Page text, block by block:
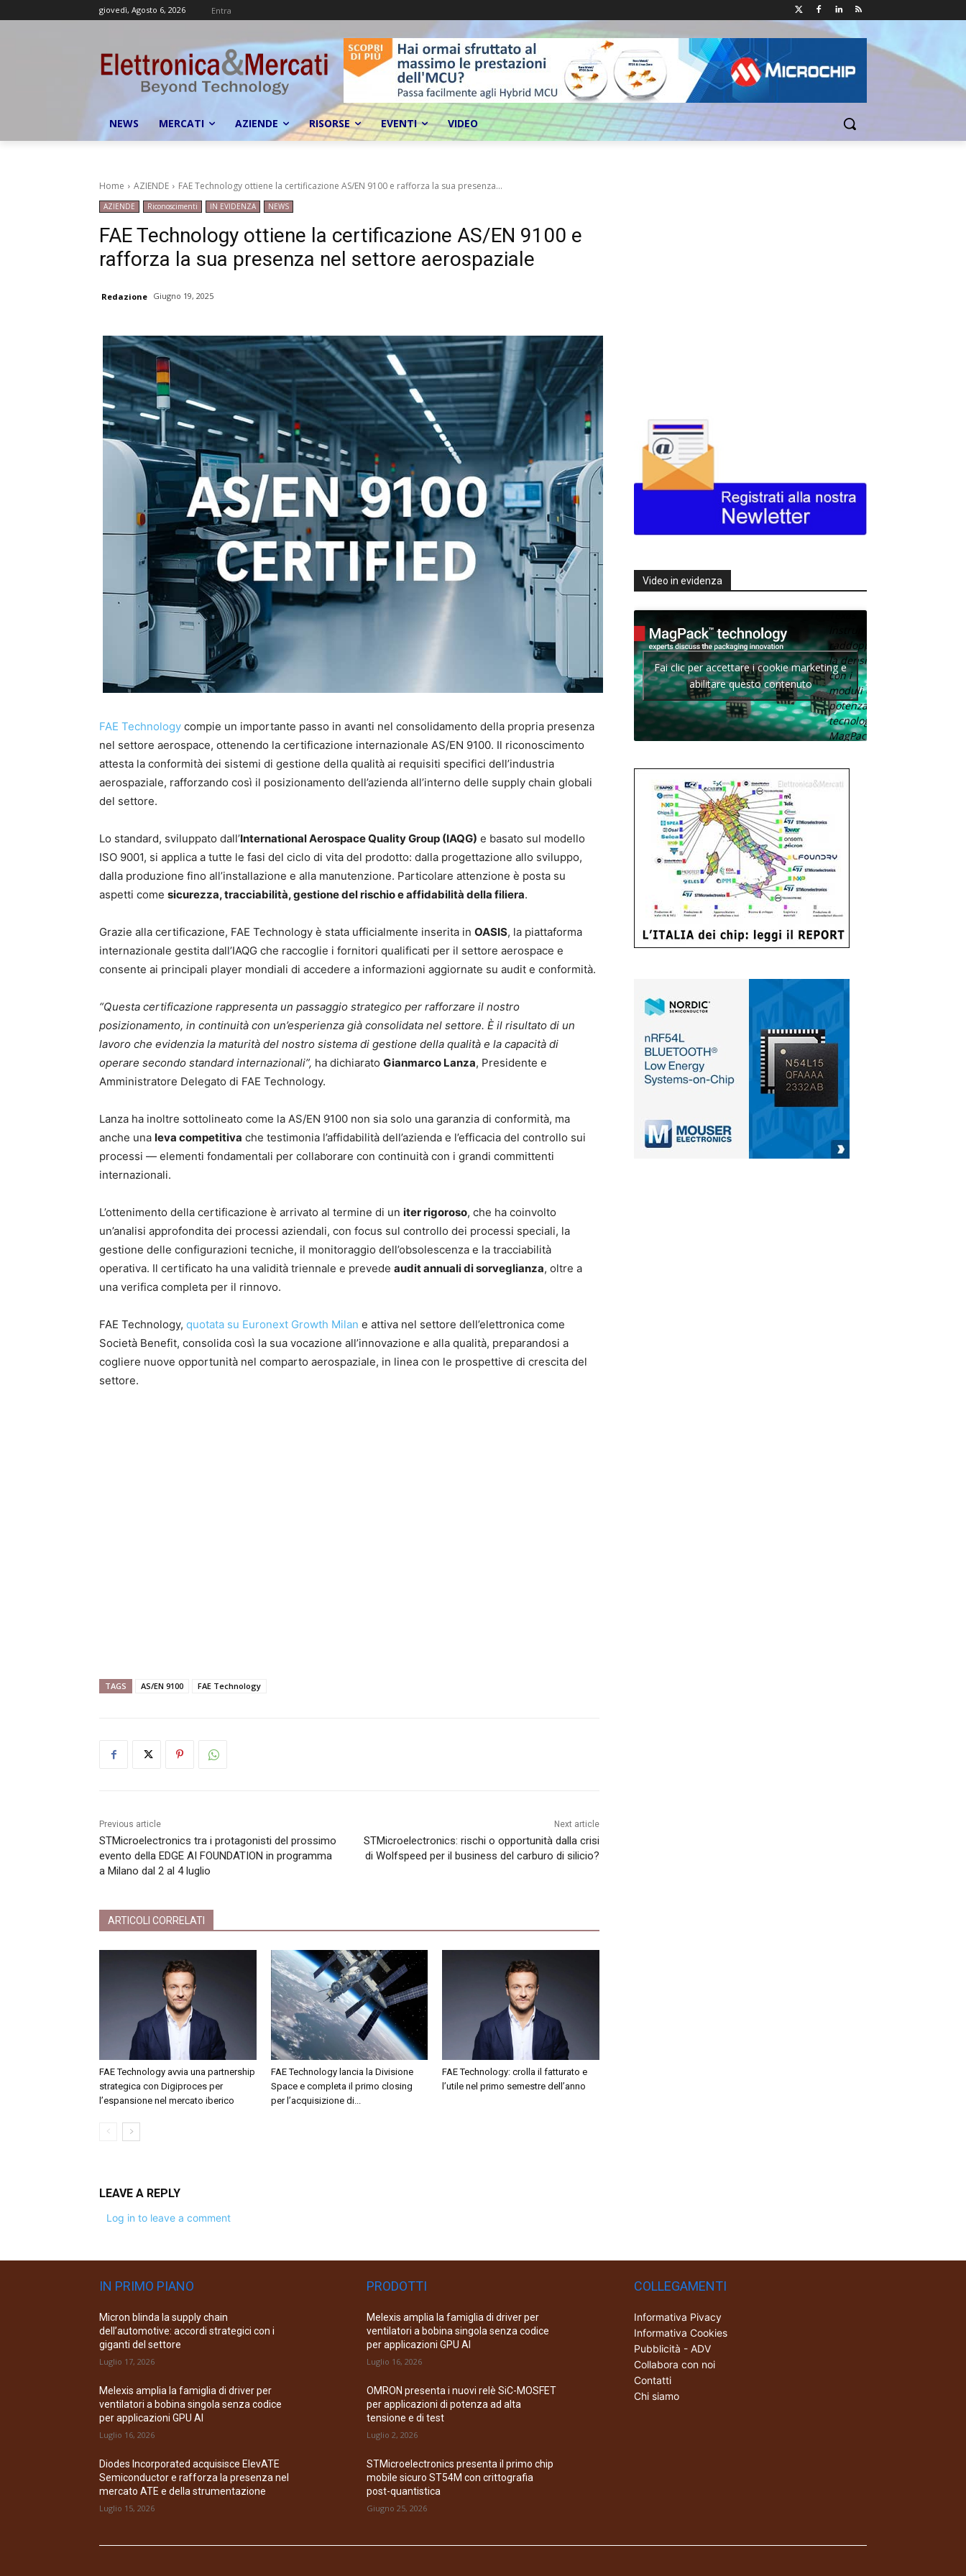
giovedì, Agosto 6, 2026 Entra
NEWS MERCATI AZIENDE RISORSE EVENTI VIDEO
Home AZIENDE FAE Technology ottiene la certificazione AS/EN 9100 e rafforza la sua presenza...
AZIENDE Riconoscimenti IN EVIDENZA NEWS
FAE Technology ottiene la certificazione AS/EN 9100 e
rafforza la sua presenza nel settore aerospaziale
Redazione Giugno 19, 2025
FAE Technology compie un importante passo in avanti nel consolidamento della propria presenza
nel settore aerospace, ottenendo la certificazione internazionale AS/EN 9100. Il riconoscimento
attesta la conformità dei sistemi di gestione della qualità ai requisiti specifici dell’industria
aerospaziale, rafforzando così il posizionamento dell’azienda all’interno delle supply chain globali
del settore.
Lo standard, sviluppato dall’International Aerospace Quality Group (IAQG) e basato sul modello
ISO 9001, si applica a tutte le fasi del ciclo di vita del prodotto: dalla progettazione allo sviluppo,
dalla produzione fino all’installazione e alla manutenzione. Particolare attenzione è posta su
aspetti come sicurezza, tracciabilità, gestione del rischio e affidabilità della filiera.
Grazie alla certificazione, FAE Technology è stata ufficialmente inserita in OASIS, la piattaforma
internazionale gestita dall’IAQG che raccoglie i fornitori qualificati per il settore aerospace e
consente ai principali player mondiali di accedere a informazioni aggiornate su audit e conformità.
“Questa certificazione rappresenta un passaggio strategico per rafforzare il nostro
posizionamento, in continuità con un’esperienza già consolidata nel settore. È il risultato di un
lavoro che evidenzia la maturità del nostro sistema di gestione della qualità e la capacità di
operare secondo standard internazionali”, ha dichiarato Gianmarco Lanza, Presidente e
Amministratore Delegato di FAE Technology.
Lanza ha inoltre sottolineato come la AS/EN 9100 non sia solo una garanzia di conformità, ma
anche una leva competitiva che testimonia l’affidabilità dell’azienda e l’efficacia del controllo sui
processi — elementi fondamentali per collaborare con continuità con i grandi committenti
internazionali.
L’ottenimento della certificazione è arrivato al termine di un iter rigoroso, che ha coinvolto
un’analisi approfondita dei processi aziendali, con focus sul controllo dei processi speciali, la
gestione delle configurazioni tecniche, il monitoraggio dell’obsolescenza e la tracciabilità
operativa. Il certificato ha una validità triennale e prevede audit annuali di sorveglianza, oltre a
una verifica completa per il rinnovo.
FAE Technology, quotata su Euronext Growth Milan e attiva nel settore dell’elettronica come
Società Benefit, consolida così la sua vocazione all’innovazione e alla qualità, preparandosi a
cogliere nuove opportunità nel comparto aerospaziale, in linea con le prospettive di crescita del
settore.
TAGS AS/EN 9100 FAE Technology
Previous article
STMicroelectronics tra i protagonisti del prossimo
evento della EDGE AI FOUNDATION in programma
a Milano dal 2 al 4 luglio
Next article
STMicroelectronics: rischi o opportunità dalla crisi
di Wolfspeed per il business del carburo di silicio?
ARTICOLI CORRELATI
FAE Technology avvia una partnership
strategica con Digiproces per
l’espansione nel mercato iberico
FAE Technology lancia la Divisione
Space e completa il primo closing
per l’acquisizione di...
FAE Technology: crolla il fatturato e
l’utile nel primo semestre dell’anno
LEAVE A REPLY
Log in to leave a comment
Video in evidenza
Texas
raddoppia
la densità
con i
moduli di
potenza con
tecnologia
MagPack.
Fai clic per accettare i cookie marketing e
abilitare questo contenuto
IN PRIMO PIANO
Micron blinda la supply chain
dell’automotive: accordi strategici con i
giganti del settore
Luglio 17, 2026
Melexis amplia la famiglia di driver per
ventilatori a bobina singola senza codice
per applicazioni GPU AI
Luglio 16, 2026
Diodes Incorporated acquisisce ElevATE
Semiconductor e rafforza la presenza nel
mercato ATE e della strumentazione
Luglio 15, 2026
PRODOTTI
Melexis amplia la famiglia di driver per
ventilatori a bobina singola senza codice
per applicazioni GPU AI
Luglio 16, 2026
OMRON presenta i nuovi relè SiC-MOSFET
per applicazioni di potenza ad alta
tensione e di test
Luglio 2, 2026
STMicroelectronics presenta il primo chip
mobile sicuro ST54M con crittografia
post-quantistica
Giugno 25, 2026
COLLEGAMENTI
Informativa Pivacy
Informativa Cookies
Pubblicità - ADV
Collabora con noi
Contatti
Chi siamo